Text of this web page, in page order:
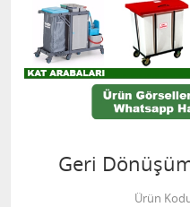
Geri
Ürün